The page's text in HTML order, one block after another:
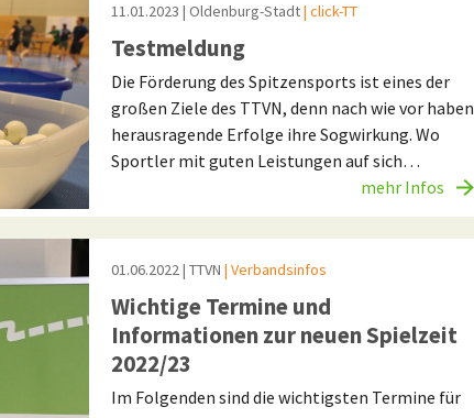
11.01.2023 | Oldenburg-Stadt| click-TT
Testmeldung
Die Förderung des Spitzensports ist eines der
großen Ziele des TTVN, denn nach wie vor haben
herausragende Erfolge ihre Sogwirkung. Wo
Sportler mit guten Leistungen auf sich…
mehr Infos
01.06.2022| TTVN | Verbandsinfos
Wichtige Termine und
Informationen zur neuen Spielzeit
2022/23
Im Folgenden sind die wichtigsten Termine für